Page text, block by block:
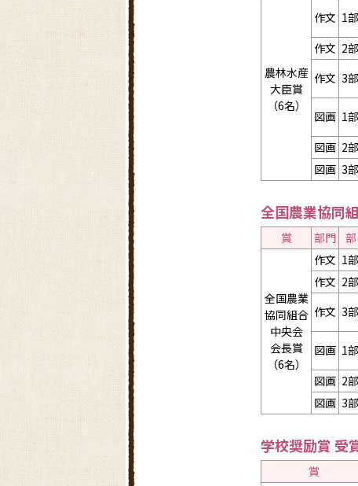
農林水産
大臣賞
（6名）
作文 1部
作文 2部
作文 3部
図画 1部
図画 2部
図画 3部
全国農業協同
賞 部門 部
全国農業
協同組合
中央会
会長賞
（6名）
作文 1部
作文 2部
作文 3部
図画 1部
図画 2部
図画 3部
学校奨励賞 受
賞